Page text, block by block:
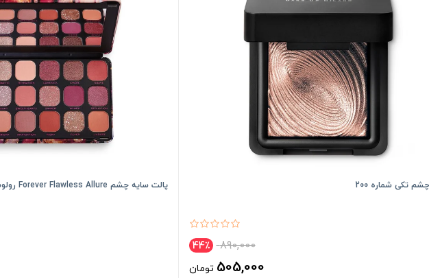
تکی شماره 200
890,000 44٪
505,000 تومان
پالت سایه چشم Forever Flawless Allure رولوشن